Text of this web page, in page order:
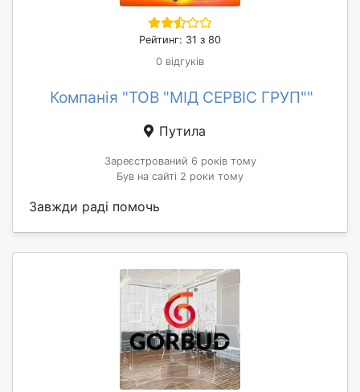
Рейтинг: 31 з 80
0 відгуків
Компанія "ТОВ "МІД СЕРВІС ГРУП""
Путила
Зареєстрований 6 років тому
Був на сайті 2 роки тому
Завжди раді помочь